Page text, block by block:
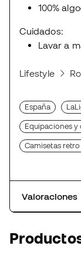
100%
Cuidados:
Lavar a
Lifestyle
España
Equipaciones y
Camisetas
Valoraciones